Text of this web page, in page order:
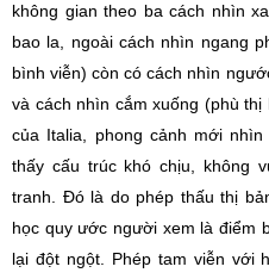
không gian theo ba cách nhìn
bao la, ngoài cách nhìn ngang
bình viễn) còn có cách nhìn
và cách nhìn cắm xuống (phù
của Italia, phong cảnh mới
thấy cấu trúc khó chịu, không
tranh. Đó là do phép thấu thị
học quy ước người xem là điểm
lại đột ngột. Phép tam viễn với